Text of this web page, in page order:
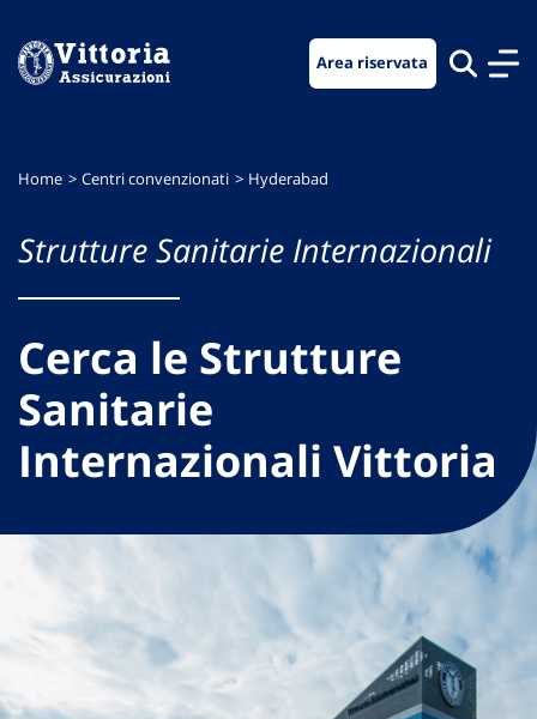
menu
contenuto
footer
Area riservata
Home Centri convenzionati Hyderabad
Strutture Sanitarie Internazionali
Cerca le Strutture
Sanitarie
Internazionali Vittoria